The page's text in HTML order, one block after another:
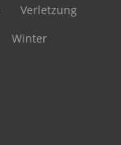
Verletzung
Winter